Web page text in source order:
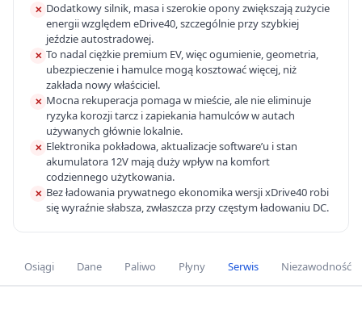
✕ Dodatkowy silnik, masa i szerokie opony zwiększają zużycie
energii względem eDrive40, szczególnie przy szybkiej
jeździe autostradowej.
✕ To nadal ciężkie premium EV, więc ogumienie, geometria,
ubezpieczenie i hamulce mogą kosztować więcej, niż
zakłada nowy właściciel.
✕ Mocna rekuperacja pomaga w mieście, ale nie eliminuje
ryzyka korozji tarcz i zapiekania hamulców w autach
używanych głównie lokalnie.
✕ Elektronika pokładowa, aktualizacje software’u i stan
akumulatora 12V mają duży wpływ na komfort
codziennego użytkowania.
✕ Bez ładowania prywatnego ekonomika wersji xDrive40 robi
się wyraźnie słabsza, zwłaszcza przy częstym ładowaniu DC.
Osiągi Dane Paliwo Płyny Serwis Niezawodność